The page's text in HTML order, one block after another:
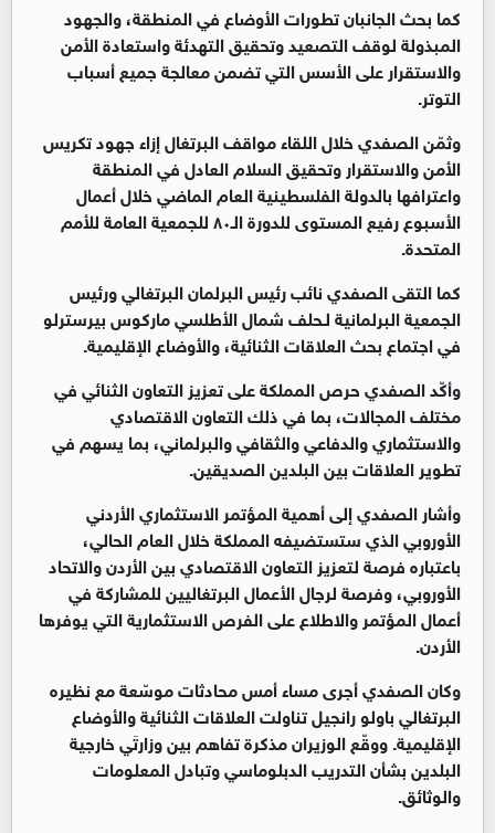
كما بحث الجانبان تطورات الأوضاع في المنطقة، والجهود
المبذولة لوقف التصعيد وتحقيق التهدئة واستعادة الأمن
والاستقرار على الأسس التي تضمن معالجة جميع أسباب
التوتر.
وثمّن الصفدي خلال اللقاء مواقف البرتغال إزاء جهود تكريس
الأمن والاستقرار وتحقيق السلام العادل في المنطقة
واعترافها بالدولة الفلسطينية العام الماضي خلال أعمال
الأسبوع رفيع المستوى للدورة الـ٨٠ للجمعية العامة للأمم
المتحدة.
كما التقى الصفدي نائب رئيس البرلمان البرتغالي ورئيس
الجمعية البرلمانية لـحلف شمال الأطلسي ماركوس بيرسترلو
في اجتماع بحث العلاقات الثنائية، والأوضاع الإقليمية.
وأكّد الصفدي حرص المملكة على تعزيز التعاون الثنائي في
مختلف المجالات، بما في ذلك التعاون الاقتصادي
والاستثماري والدفاعي والثقافي والبرلماني، بما يسهم في
تطوير العلاقات بين البلدين الصديقين.
وأشار الصفدي إلى أهمية المؤتمر الاستثماري الأردني
الأوروبي الذي ستستضيفه المملكة خلال العام الحالي،
باعتباره فرصة لتعزيز التعاون الاقتصادي بين الأردن والاتحاد
الأوروبي، وفرصة لرجال الأعمال البرتغاليين للمشاركة في
أعمال المؤتمر والاطلاع على الفرص الاستثمارية التي يوفرها
الأردن.
وكان الصفدي أجرى مساء أمس محادثات موسّعة مع نظيره
البرتغالي باولو رانجيل تناولت العلاقات الثنائية والأوضاع
الإقليمية. ووقّع الوزيران مذكرة تفاهم بين وزارتَي خارجية
البلدين بشأن التدريب الدبلوماسي وتبادل المعلومات
والوثائق.